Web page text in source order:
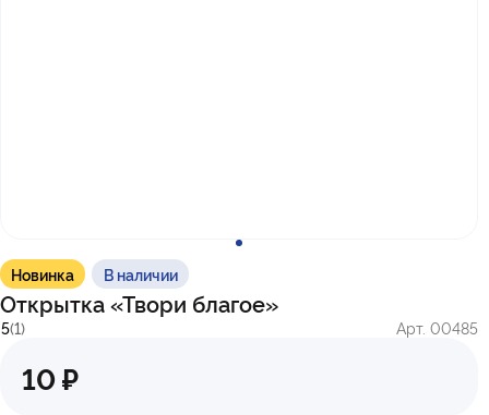
Новинка В наличии
Открытка «Твори благое»
5(1) Арт. 00485
10 ₽